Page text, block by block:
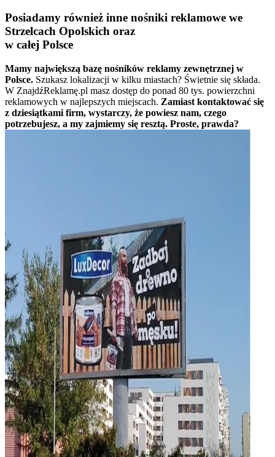
Posiadamy również inne nośniki reklamowe we
Strzelcach Opolskich oraz
w całej Polsce
Mamy największą bazę nośników reklamy zewnętrznej w
Polsce. Szukasz lokalizacji w kilku miastach? Świetnie się składa.
W ZnajdźReklamę.pl masz dostęp do ponad 80 tys. powierzchni
reklamowych w najlepszych miejscach. Zamiast kontaktować się
z dziesiątkami firm, wystarczy, że powiesz nam, czego
potrzebujesz, a my zajmiemy się resztą. Proste, prawda?